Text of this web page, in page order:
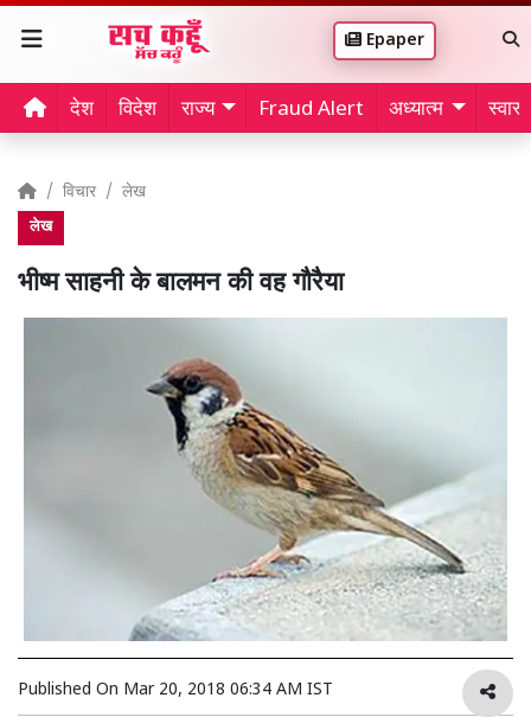
Epaper
देश विदेश राज्य Fraud Alert अध्यात्म
विचार लेख
लेख
भीष्म साहनी के बालमन की वह गौरैया
Published On Mar 20, 2018 06:34 AM IST